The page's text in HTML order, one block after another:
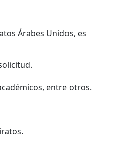
Árabes Unidos, es
entre otros.